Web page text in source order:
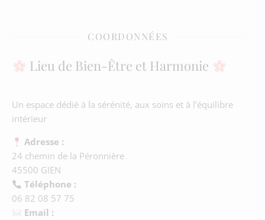
COORDONNÉES
Lieu de Bien-Être et Harmonie
Un espace dédié à la sérénité, aux soins et à l’équilibre
intérieur
Adresse :
24 chemin de la Péronnière
45500 GIEN
Téléphone :
06 82 08 57 75
Email :